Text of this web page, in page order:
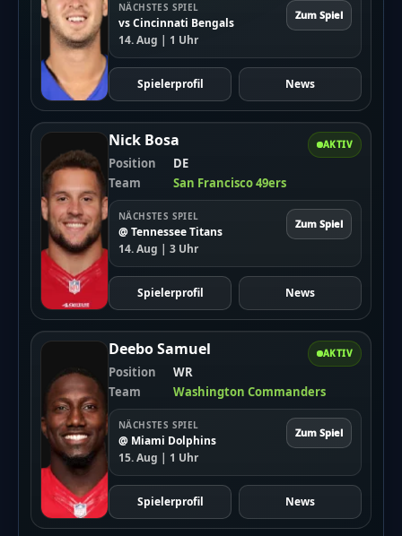
NÄCHSTES SPIEL
vs Cincinnati Bengals
14. Aug | 1 Uhr
Zum Spiel
Spielerprofil News
AKTIV
Nick Bosa
Position
DE
Team
San Francisco 49ers
NÄCHSTES SPIEL
@ Tennessee Titans
14. Aug | 3 Uhr
Zum Spiel
Spielerprofil News
AKTIV
Deebo Samuel
Position
WR
Team
Washington Commanders
NÄCHSTES SPIEL
@ Miami Dolphins
15. Aug | 1 Uhr
Zum Spiel
Spielerprofil News